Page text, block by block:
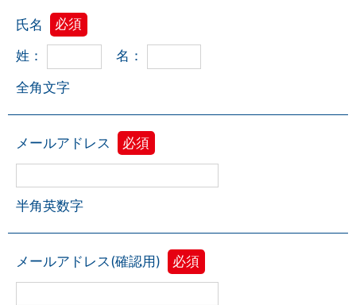
氏名
必須
姓：
名：
全角文字
メールアドレス 必須
半角英数字
メールアドレス(確認用) 必須